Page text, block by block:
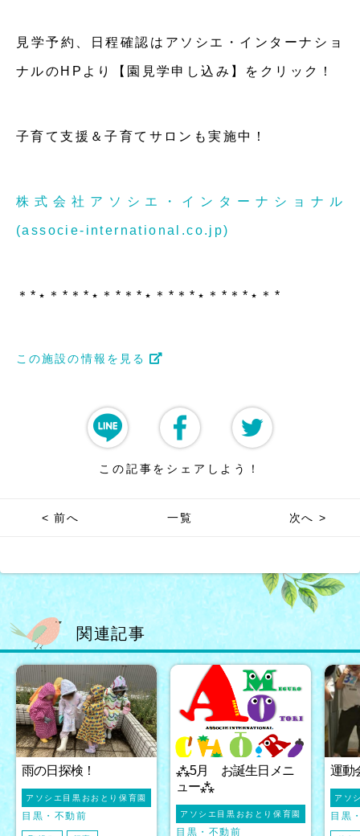
見学予約、日程確認はアソシエ・インターナショ
ナルのHPより【園見学申し込み】をクリック！
子育て支援＆子育てサロンも実施中！
株式会社アソシエ・インターナショナル
(associe-international.co.jp)
＊*⋆＊*＊*⋆＊*＊*⋆＊*＊*⋆＊*＊*⋆＊*
この施設の情報を見る
この記事をシェアしよう！
< 前へ 一覧 次へ >
関連記事
雨の日探検！
アソシエ目黒おおとり保育園
目黒 不動前
⁂5月 お誕生日メニ
ュー⁂
アソシエ目黒おおとり保育園
目黒 不動前
運動
アソ
目黒